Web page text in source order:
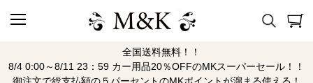
全国送料無料！！
8/4 0:00～8/11 23：59 カー用品20％OFFのMKスーパーセール！！